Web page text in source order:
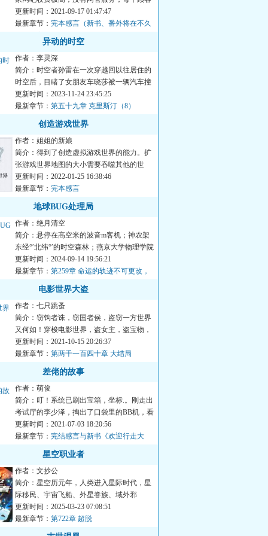
规定每天最多只能玩小时...
更新时间：2021-09-17 01:47:47
最新章节： 完本感言（新书、番外将在不久
后与大家见面）
异动的时空
作者：李灵深
简介：时空者孙雷在一次穿越回以往居住的
时空后，目睹了女朋友车晓莎被一辆汽车撞
死，而以这个时空裂缝事...
更新时间：2023-11-24 23:45:25
最新章节： 第五十九章 克里斯汀（8）
创造游戏世界
作者：姐姐的新娘
简介：得到了创造虚拟游戏世界的能力。扩
张游戏世界地图的大小需要吞噬其他的世
界。于是各大世界迎来了历...
更新时间：2022-01-25 16:38:46
最新章节： 完本感言
地球BUG处理局
作者：绝月清空
简介：悬停在高空米的波音m客机；神农架
东经°′北纬°′的时空森林；燕京大学物理学院
不存在的男同学老...
更新时间：2024-09-14 19:56:21
最新章节： 第259章 命运的轨迹不可更改，
他们要来了（剧终）
电影世界大盗
作者：七只跳蚤
简介：窃钩者诛，窃国者侯，盗窃一方世界
又何如！穿梭电影世界，盗女主，盗宝物，
盗一方气运，无所不盗。...
更新时间：2021-10-15 20:26:37
最新章节： 第两千一百四十章 大结局
差佬的故事
作者：萌俊
简介：叮！系统已刷出宝箱，坐标.。刚走出
考试厅的李少泽，掏出了口袋里的BB机，看
着地图导航破口大骂：...
更新时间：2021-07-03 18:20:56
最新章节： 完结感言与新书《欢迎行走大
人》发布。
星空职业者
作者：文抄公
简介：星空历元年，人类进入星际时代，星
际移民、宇宙飞船、外星眷族、域外邪
神……接踵而至星空历年，方...
更新时间：2025-03-23 07:08:51
最新章节： 第722章 超脱